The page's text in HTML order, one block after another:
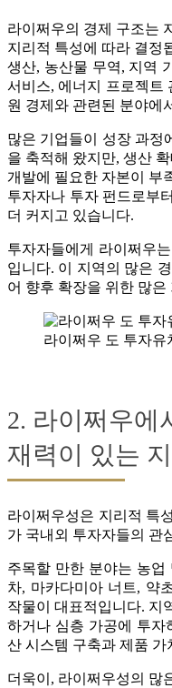
라이쩌우의 경제 구조는
지리적 특성에 따라 결정
생산, 농산물 무역, 지역
서비스, 에너지 프로젝트
원 경제와 관련된 분야에
많은 기업들이 성장 과정
을 축적해 왔지만, 생산
개발에 필요한 자본이 부
투자자나 투자 펀드로부
더 커지고 있습니다.
투자자들에게 라이쩌우
입니다. 이 지역의 많은
어 향후 확장을 위한 많
라이쩌우 도 투자유
2. 라이쩌우에
재력이 있는
라이쩌우성은 지리적 특
가 국내외 투자자들의 관
주목할 만한 분야는 농업
차, 마카다미아 너트, 약
작물이 대표적입니다. 지
하거나 심층 가공에 투자
산 시스템 구축과 제품
더욱이, 라이쩌우성의 많